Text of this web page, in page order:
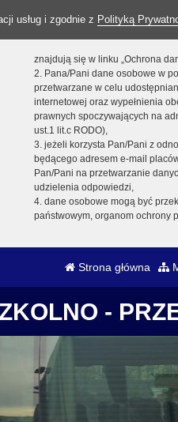
usług i zgodnie z Polityką
znajdują się w linku „Ochrona
2. Pana/Pani dane osobowe w
przetwarzane w celu
internetowej oraz wypełnienia
prawnych spoczywających na
ust.1 lit.c RODO),
3. jeżeli korzysta Pan/Pani z
będącego adresem e-mail
Pan/Pani na przetwarzanie
udzielenia odpowiedzi,
4. dane osobowe mogą być
państwowym, organom ochrony
Strona główna
-